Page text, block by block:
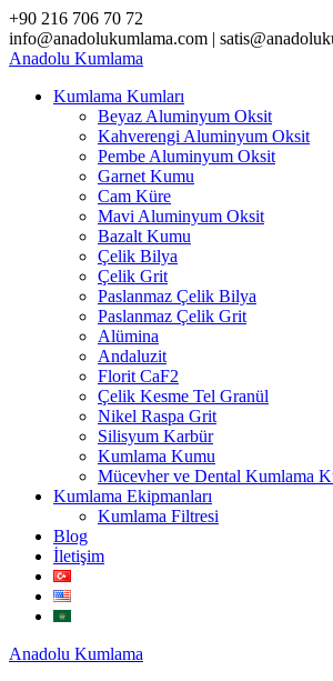
Skip
to
content
+90 216 706 70 72
info@anadolukumlama.com |
Anadolu Kumlama
Kumlama Kumları
Beyaz Aluminyum Oksit
Kahverengi Aluminyum Oksit
Pembe Aluminyum Oksit
Garnet Kumu
Cam Küre
Mavi Aluminyum Oksit
Bazalt Kumu
Çelik Bilya
Çelik Grit
Paslanmaz Çelik Bilya
Paslanmaz Çelik Grit
Alümina
Andaluzit
Florit CaF2
Çelik Kesme Tel Granül
Nikel Raspa Grit
Silisyum Karbür
Kumlama Kumu
Mücevher ve Dental Kumlama
Kumlama Ekipmanları
Kumlama Filtresi
Blog
İletişim
Anadolu Kumlama